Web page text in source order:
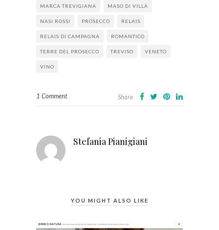
MARCA TREVIGIANA MASO DI VILLA
NASI ROSSI PROSECCO RELAIS
RELAIS DI CAMPAGNA ROMANTICO
TERRE DEL PROSECCO TREVISO VENETO
VINO
1 Comment Share
Stefania Pianigiani
YOU MIGHT ALSO LIKE